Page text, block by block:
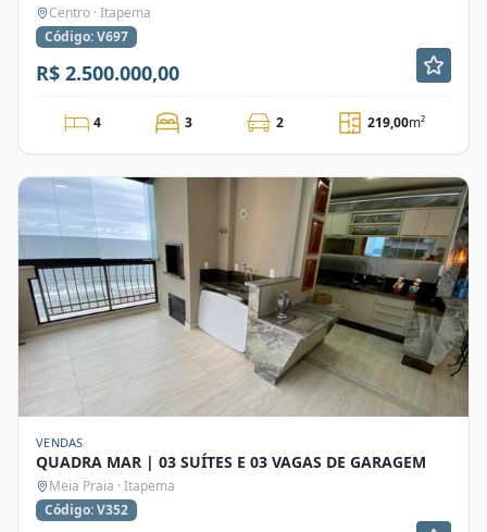
Centro · Itapema
Código: V697
R$ 2.500.000,00
4 3 2 219,00m²
VENDAS
QUADRA MAR | 03 SUÍTES E 03 VAGAS DE GARAGEM
Meia Praia · Itapema
Código: V352